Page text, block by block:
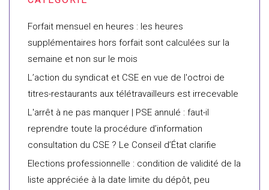
Forfait mensuel en heures : les heures
supplémentaires hors forfait sont calculées sur la
semaine et non sur le mois
L’action du syndicat et CSE en vue de l'octroi de
titres-restaurants aux télétravailleurs est irrecevable
L'arrêt à ne pas manquer | PSE annulé : faut-il
reprendre toute la procédure d’information
consultation du CSE ? Le Conseil d’État clarifie
Elections professionnelle : condition de validité de la
liste appréciée à la date limite du dépôt, peu